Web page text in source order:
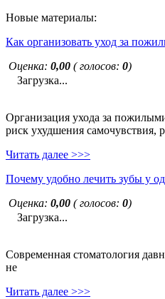
Новые материалы:
Как организовать уход за
Оценка: 0,00 ( голосов: 0)
Загрузка...
Организация ухода за
риск ухудшения самочувствия,
Читать далее >>>
Почему удобно лечить зубы у
Оценка: 0,00 ( голосов: 0)
Загрузка...
Современная стоматология
не
Читать далее >>>